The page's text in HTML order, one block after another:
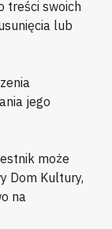
treści swoich
lub
jego
może
Dom Kultury,
na